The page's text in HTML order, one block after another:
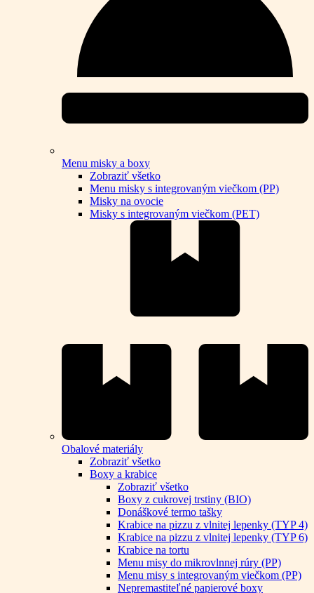
Menu misky a boxy
Zobraziť všetko
Menu misky s integrovaným viečkom (PP)
Misky na ovocie
Misky s integrovaným viečkom (PET)
Obalové materiály
Zobraziť všetko
Boxy a krabice
Zobraziť všetko
Boxy z cukrovej trstiny (BIO)
Donáškové termo tašky
Krabice na pizzu z vlnitej lepenky (TYP 4)
Krabice na pizzu z vlnitej lepenky (TYP 6)
Krabice na tortu
Menu misy do mikrovlnnej rúry (PP)
Menu misy s integrovaným viečkom (PP)
Nepremastiteľné papierové boxy